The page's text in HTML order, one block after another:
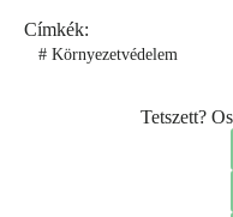
Címkék:
#Környezetvédelem
Tetszett?